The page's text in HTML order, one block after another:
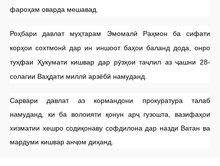
фароҳам оварда мешавад.
Роҳбари давлат муҳтарам Эмомалӣ Раҳмон ба сифати
корҳои сохтмонӣ дар ин иншоот баҳои баланд дода, онро
туҳфаи Ҳукумати кишвар дар рӯзҳои таҷлил аз ҷашни 28-
солагии Ваҳдати миллӣ арзёбӣ намуданд.
Сарвари давлат аз кормандони прокуратура талаб
намуданд, ки ба волоияти қонун арҷ гузошта, вазифаҳои
хизматии хешро содиқонаву софдилона дар назди Ватан ва
мардуми кишвар анҷом диҳанд.